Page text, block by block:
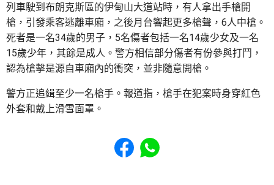
列車駛到布朗克斯區的伊甸山大道站時，有人拿出手槍開
槍，引發乘客逃離車廂，之後月台響起更多槍聲，6人中槍。
死者是一名34歲的男子，5名傷者包括一名14歲少女及一名
15歲少年，其餘是成人。警方相信部分傷者有份參與打鬥，
認為槍擊是源自車廂內的衝突，並非隨意開槍。
警方正追緝至少一名槍手。報道指，槍手在犯案時身穿紅色
外套和戴上滑雪面罩。
Share to Facebook
Share to WhatsApp